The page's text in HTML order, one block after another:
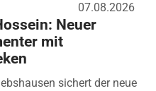
07.08.2026
Neuer
mit
sichert der neue